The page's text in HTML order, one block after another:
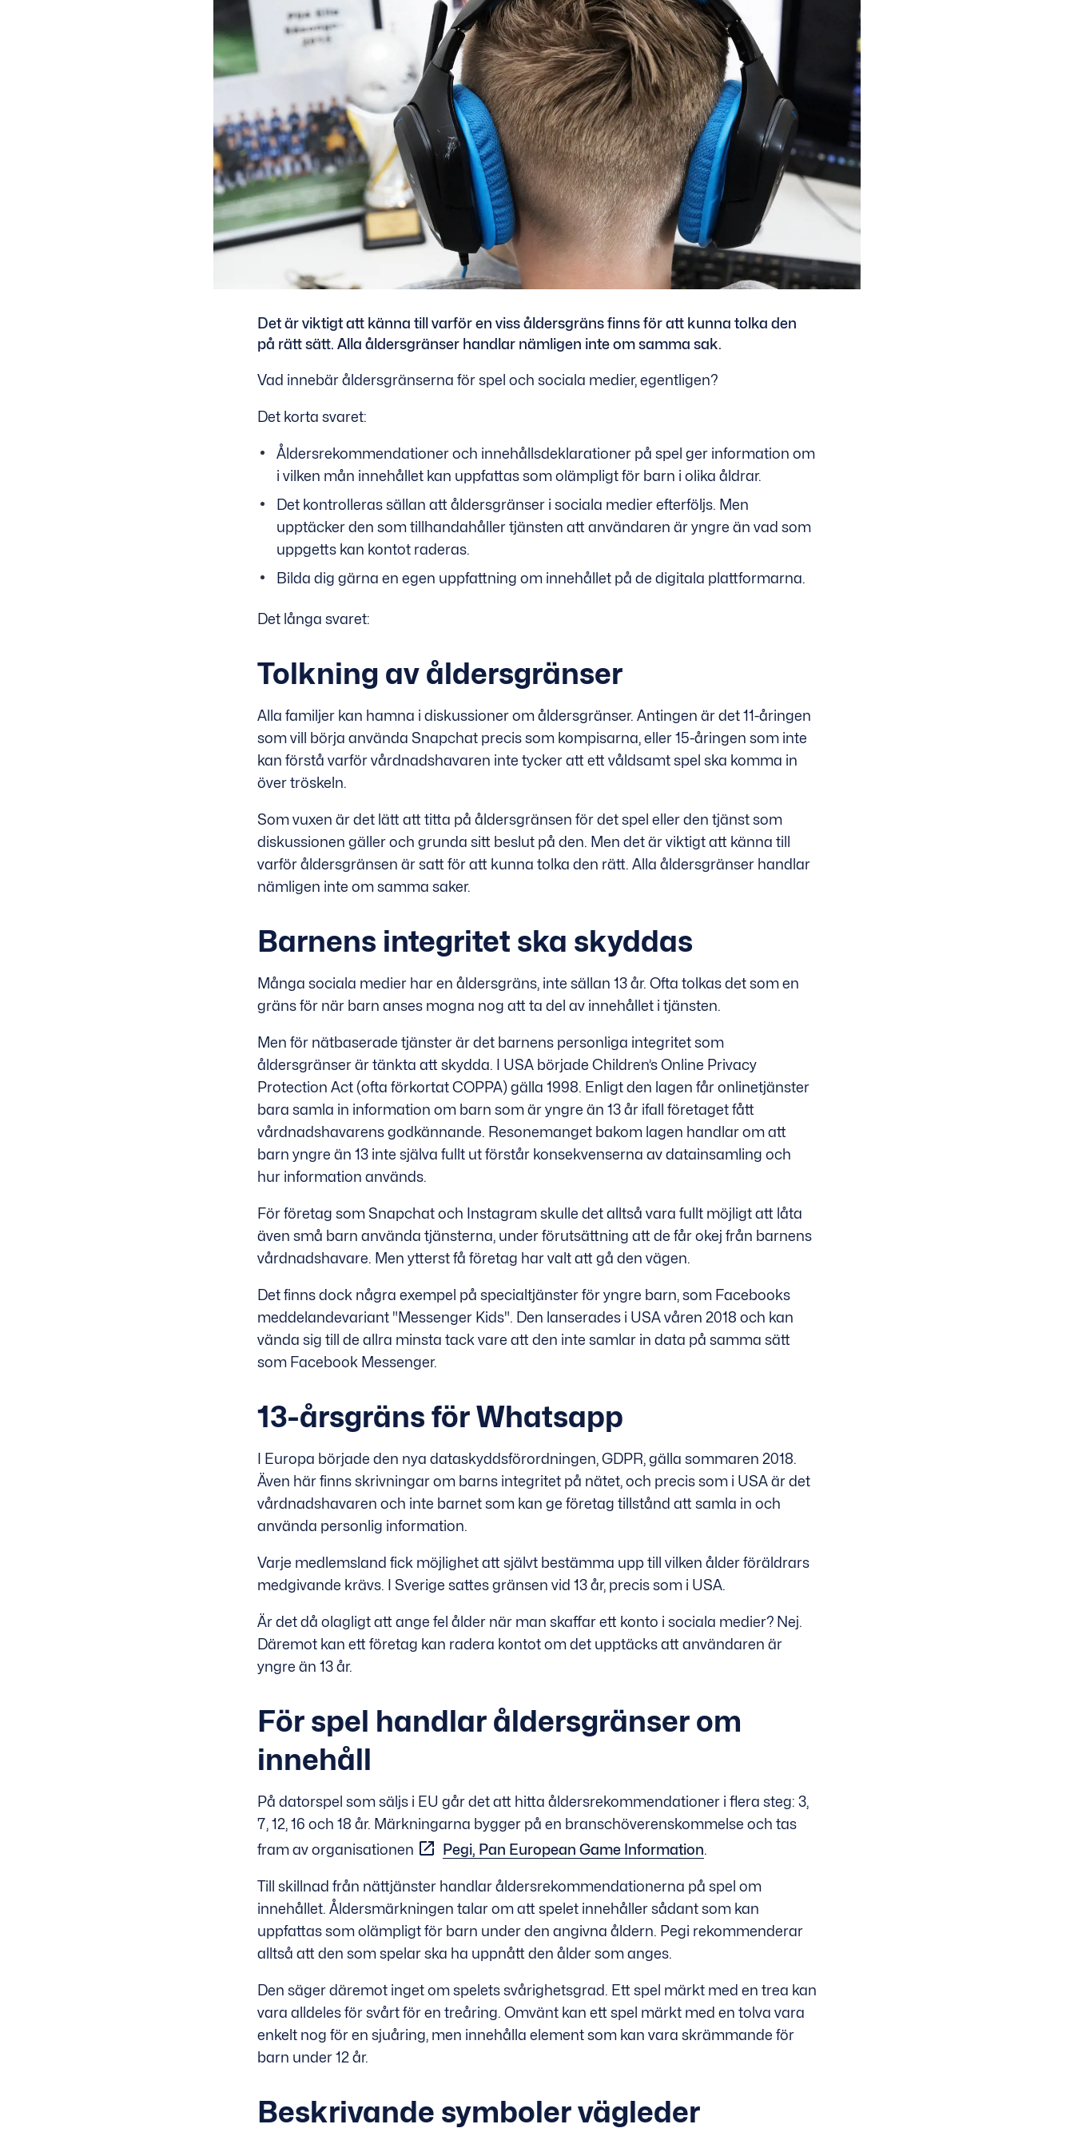
Det är viktigt att känna till varför en viss åldersgräns finns för att kunna tolka den
på rätt sätt. Alla åldersgränser handlar nämligen inte om samma sak.
Vad innebär åldersgränserna för spel och sociala medier, egentligen?
Det korta svaret:
Åldersrekommendationer och innehållsdeklarationer på spel ger information om
i vilken mån innehållet kan uppfattas som olämpligt för barn i olika åldrar.
Det kontrolleras sällan att åldersgränser i sociala medier efterföljs. Men
upptäcker den som tillhandahåller tjänsten att användaren är yngre än vad som
uppgetts kan kontot raderas.
Bilda dig gärna en egen uppfattning om innehållet på de digitala plattformarna.
Det långa svaret:
Tolkning av åldersgränser
Alla familjer kan hamna i diskussioner om åldersgränser. Antingen är det 11-åringen
som vill börja använda Snapchat precis som kompisarna, eller 15-åringen som inte
kan förstå varför vårdnadshavaren inte tycker att ett våldsamt spel ska komma in
över tröskeln.
Som vuxen är det lätt att titta på åldersgränsen för det spel eller den tjänst som
diskussionen gäller och grunda sitt beslut på den. Men det är viktigt att känna till
varför åldersgränsen är satt för att kunna tolka den rätt. Alla åldersgränser handlar
nämligen inte om samma saker.
Barnens integritet ska skyddas
Många sociala medier har en åldersgräns, inte sällan 13 år. Ofta tolkas det som en
gräns för när barn anses mogna nog att ta del av innehållet i tjänsten.
Men för nätbaserade tjänster är det barnens personliga integritet som
åldersgränser är tänkta att skydda. I USA började Children’s Online Privacy
Protection Act (ofta förkortat COPPA) gälla 1998. Enligt den lagen får onlinetjänster
bara samla in information om barn som är yngre än 13 år ifall företaget fått
vårdnadshavarens godkännande. Resonemanget bakom lagen handlar om att
barn yngre än 13 inte själva fullt ut förstår konsekvenserna av datainsamling och
hur information används.
För företag som Snapchat och Instagram skulle det alltså vara fullt möjligt att låta
även små barn använda tjänsterna, under förutsättning att de får okej från barnens
vårdnadshavare. Men ytterst få företag har valt att gå den vägen.
Det finns dock några exempel på specialtjänster för yngre barn, som Facebooks
meddelandevariant "Messenger Kids". Den lanserades i USA våren 2018 och kan
vända sig till de allra minsta tack vare att den inte samlar in data på samma sätt
som Facebook Messenger.
13-årsgräns för Whatsapp
I Europa började den nya dataskyddsförordningen, GDPR, gälla sommaren 2018.
Även här finns skrivningar om barns integritet på nätet, och precis som i USA är det
vårdnadshavaren och inte barnet som kan ge företag tillstånd att samla in och
använda personlig information.
Varje medlemsland fick möjlighet att självt bestämma upp till vilken ålder föräldrars
medgivande krävs. I Sverige sattes gränsen vid 13 år, precis som i USA.
Är det då olagligt att ange fel ålder när man skaffar ett konto i sociala medier? Nej.
Däremot kan ett företag kan radera kontot om det upptäcks att användaren är
yngre än 13 år.
För spel handlar åldersgränser om
innehåll
På datorspel som säljs i EU går det att hitta åldersrekommendationer i flera steg: 3,
7, 12, 16 och 18 år. Märkningarna bygger på en branschöverenskommelse och tas
fram av organisationen
Pegi, Pan European Game Information.
Till skillnad från nättjänster handlar åldersrekommendationerna på spel om
innehållet. Åldersmärkningen talar om att spelet innehåller sådant som kan
uppfattas som olämpligt för barn under den angivna åldern. Pegi rekommenderar
alltså att den som spelar ska ha uppnått den ålder som anges.
Den säger däremot inget om spelets svårighetsgrad. Ett spel märkt med en trea kan
vara alldeles för svårt för en treåring. Omvänt kan ett spel märkt med en tolva vara
enkelt nog för en sjuåring, men innehålla element som kan vara skrämmande för
barn under 12 år.
Beskrivande symboler vägleder